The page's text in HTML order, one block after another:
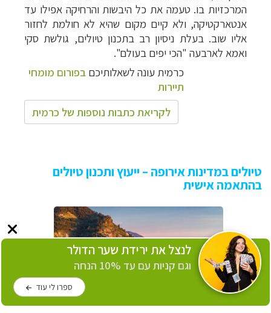
המרכזיות בו. טעמה את כל היבשות והרחיקה אפילו עד
אנטארקטיקה, ולא קיים מקום שהיא לא חולמת לחזור
אליו שוב. בעלת ניסיון רב בתכנון טיולים, גולשת סקי
ואמא לארבעה "הכי יפים בעולם".
כרמית עונה לשאלותיכם בפורום מומחי
תיירות
לקריאת כתבות נוספות של כרמית
טיולים במדינות אירופה – ייעוץ ותכנון טיולים
בהתאמה אישית
לנצל את ירידת שער הדולר
וגם קניות עם עד 10% הנחה
ספרו לי עוד